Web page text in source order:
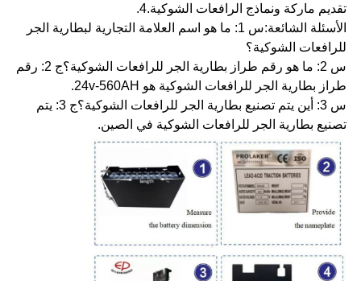
تقديم ماركة ونماذج الرافعات الشوكية.4.
الأسئلة الشائعة:
س 1: ما هو اسم العلامة التجارية لبطارية الجر
للرافعات الشوكية؟
س 2: ما هو رقم طراز بطارية الجر للرافعات الشوكية؟
ج 2: رقم
طراز بطارية الجر للرافعات الشوكية هو 24v-560AH.
س 3: أين يتم تصنيع بطارية الجر للرافعات الشوكية؟
ج 3: يتم
تصنيع بطارية الجر للرافعات الشوكية في الصين.